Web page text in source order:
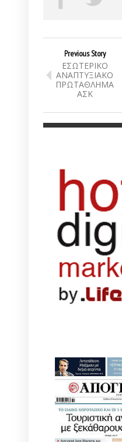
Previous Story
ΕΣΩΤΕΡΙΚΟ
ΑΝΑΠΤΥΞΙΑΚΟ
ΠΡΩΤΑΘΛΗΜΑ
ΑΣΚ